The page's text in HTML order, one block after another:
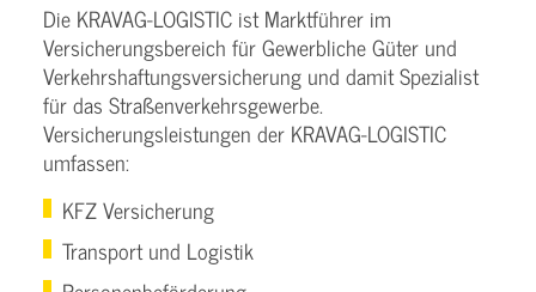
Die KRAVAG-LOGISTIC ist Marktführer im
Versicherungsbereich für Gewerbliche Güter und
Verkehrshaftungsversicherung und damit Spezialist
für das Straßenverkehrsgewerbe.
Versicherungsleistungen der KRAVAG-LOGISTIC
umfassen:
KFZ Versicherung
Transport und Logistik